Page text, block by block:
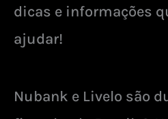
dicas e informações
ajudar!
Nubank e Livelo são